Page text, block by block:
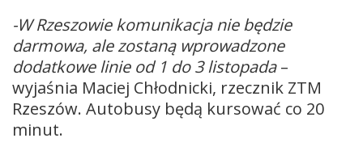
-W Rzeszowie komunikacja nie będzie
darmowa, ale zostaną wprowadzone
dodatkowe linie od 1 do 3 listopada–
wyjaśnia Maciej Chłodnicki, rzecznik ZTM
Rzeszów. Autobusy będą kursować co 20
minut.